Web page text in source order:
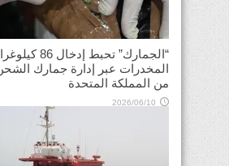
“الجمارك” تحبط
المخدرات عبر إدارة جمارك
من المملكة المتحدة
2026/06/10